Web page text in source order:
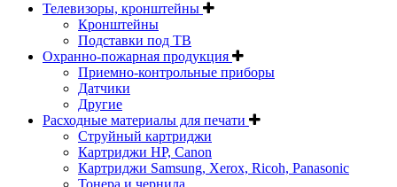
Телевизоры, кронштейны
Кронштейны
Подставки под ТВ
Охранно-пожарная продукция
Приемно-контрольные приборы
Датчики
Другие
Расходные материалы для печати
Струйный картриджи
Картриджи HP, Canon
Картриджи Samsung, Xerox, Ricoh, Panasonic
Тонера и чернила